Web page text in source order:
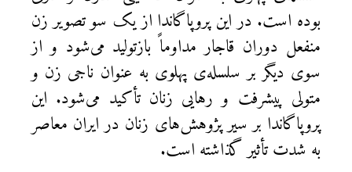
بوده است. در این پروپاگاندا از یک سو تصویر زن
منفعل دوران قاجار مداوماً بازتولید می‌شود و از
سوی دیگر بر سلسله‌ی پهلوی به عنوان ناجی زن و
متولی پیشرفت و رهایی زنان تأکید می‌شود. این
پروپاگاندا بر سیر پژوهش‌های زنان در ایران معاصر
به شدت تأثیر گذاشته است.